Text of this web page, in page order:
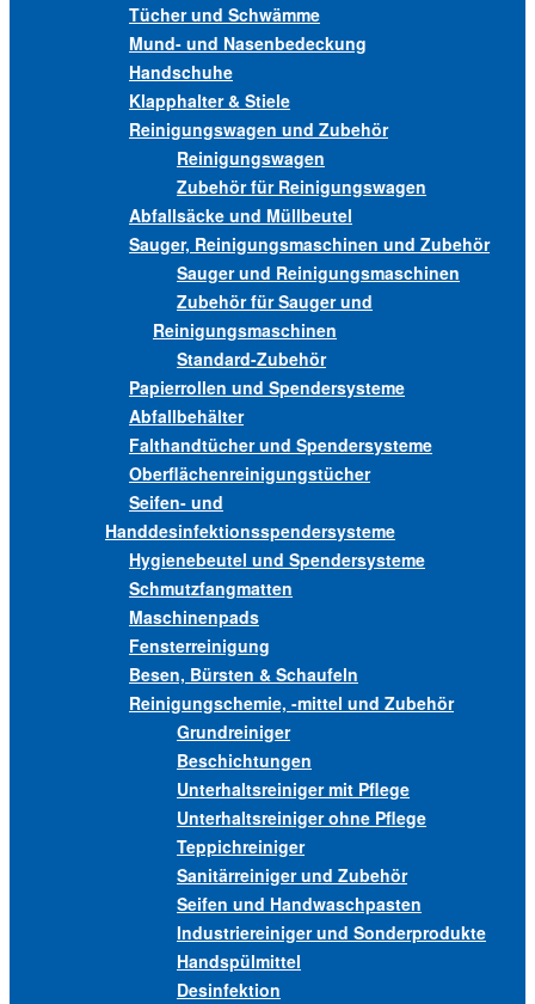
Tücher und Schwämme
Mund- und Nasenbedeckung
Handschuhe
Klapphalter & Stiele
Reinigungswagen und Zubehör
Reinigungswagen
Zubehör für Reinigungswagen
Abfallsäcke und Müllbeutel
Sauger, Reinigungsmaschinen und Zubehör
Sauger und Reinigungsmaschinen
Zubehör für Sauger und
Reinigungsmaschinen
Standard-Zubehör
Papierrollen und Spendersysteme
Abfallbehälter
Falthandtücher und Spendersysteme
Oberflächenreinigungstücher
Seifen- und
Handdesinfektionsspendersysteme
Hygienebeutel und Spendersysteme
Schmutzfangmatten
Maschinenpads
Fensterreinigung
Besen, Bürsten & Schaufeln
Reinigungschemie, -mittel und Zubehör
Grundreiniger
Beschichtungen
Unterhaltsreiniger mit Pflege
Unterhaltsreiniger ohne Pflege
Teppichreiniger
Sanitärreiniger und Zubehör
Seifen und Handwaschpasten
Industriereiniger und Sonderprodukte
Handspülmittel
Desinfektion